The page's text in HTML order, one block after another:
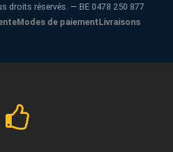
droits réservés. — BE 0478 250 877
Modes de paiementLivraisons